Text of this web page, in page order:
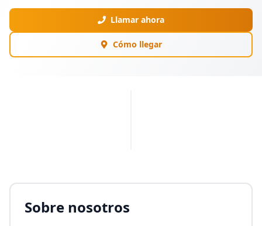
Llamar ahora
Cómo llegar
Sobre nosotros